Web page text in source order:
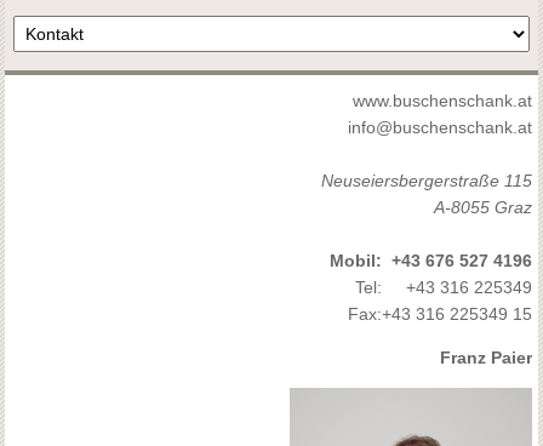
www.buschenschank.at
info@buschenschank.at
Neuseiersbergerstraße 115
A-8055 Graz
Mobil: +43 676 527 4196
Tel:
+43 316 225349
Fax:+43 316 225349 15
Franz Paier